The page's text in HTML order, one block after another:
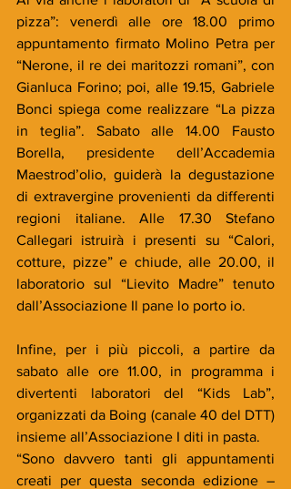
pizza”: venerdì alle ore 18.00 primo
appuntamento firmato Molino Petra per
“Nerone, il re dei maritozzi romani”, con
Gianluca Forino; poi, alle 19.15, Gabriele
Bonci spiega come realizzare “La pizza
in teglia”. Sabato alle 14.00 Fausto
Borella, presidente dell’Accademia
Maestrod’olio, guiderà la degustazione
di extravergine provenienti da differenti
regioni italiane. Alle 17.30 Stefano
Callegari istruirà i presenti su “Calori,
cotture, pizze” e chiude, alle 20.00, il
laboratorio sul “Lievito Madre” tenuto
dall’Associazione Il pane lo porto io.
Infine, per i più piccoli, a partire da
sabato alle ore 11.00, in programma i
divertenti laboratori del “Kids Lab”,
organizzati da Boing (canale 40 del DTT)
insieme all’Associazione I diti in pasta.
“Sono davvero tanti gli appuntamenti
creati per questa seconda edizione –